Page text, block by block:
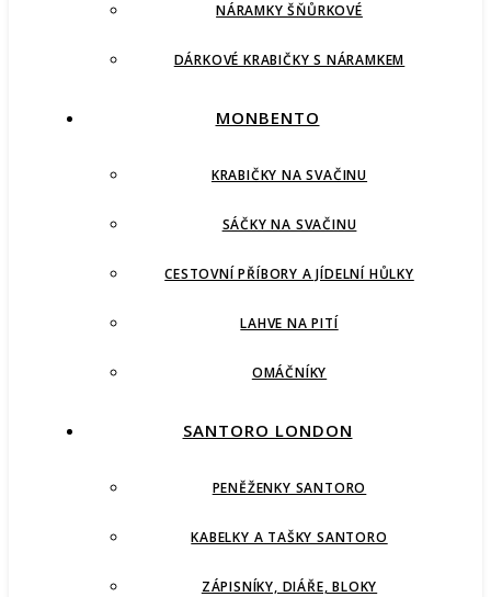
NÁRAMKY ŠŇŮRKOVÉ
DÁRKOVÉ KRABIČKY S NÁRAMKEM
MONBENTO
KRABIČKY NA SVAČINU
SÁČKY NA SVAČINU
CESTOVNÍ PŘÍBORY A JÍDELNÍ HŮLKY
LAHVE NA PITÍ
OMÁČNÍKY
SANTORO LONDON
PENĚŽENKY SANTORO
KABELKY A TAŠKY SANTORO
ZÁPISNÍKY, DIÁŘE, BLOKY